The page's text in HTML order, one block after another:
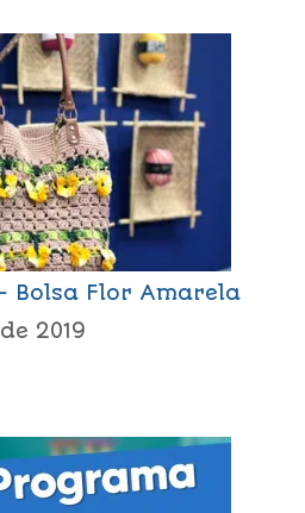
Bolsa Flor Amarela
2019